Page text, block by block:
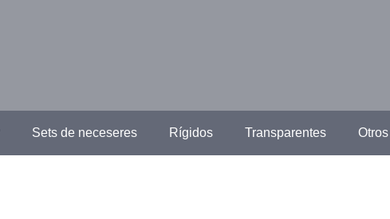
Sets de neceseres Rígidos Transparentes Otros